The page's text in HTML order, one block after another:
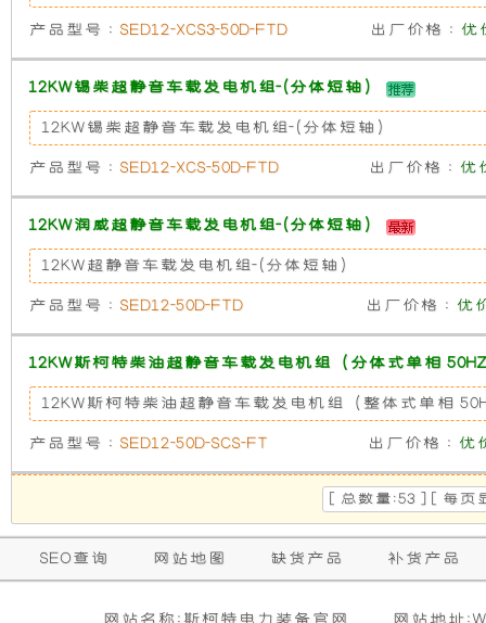
组
产
进
口
雨
功
能。
将
产品型号 : SED12-XCS3-50D-FTD 出厂价格 : 优
12KW锡柴超静音车载发电机组-(分体短轴)
12KW锡柴超静音车载发电机组-(分体短轴)
产品型号 : SED12-XCS-50D-FTD 出厂价格 : 优
12KW润威超静音车载发电机组-(分体短轴)
12KW超静音车载发电机组-(分体短轴)
产品型号 : SED12-50D-FTD 出厂价格 : 优
12KW斯柯特柴油超静音车载发电机组（分体式单相
12KW斯柯特柴油超静音车载发电机组（整体式单相
产品型号 : SED12-50D-SCS-FT 出厂价格 : 优
[ 总数量:53 ] [ 每
SEO查询 网站地图 缺货产品 补货产品
网站名称:斯柯特电力装备官网 网站地址